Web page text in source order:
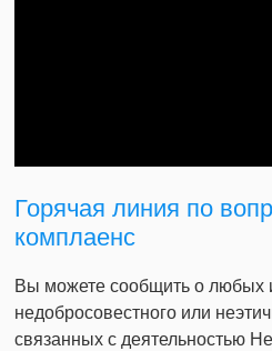
Горячая линия по
комплаенс
Вы можете сообщить о любых
недобросовестного или
связанных с деятельностью